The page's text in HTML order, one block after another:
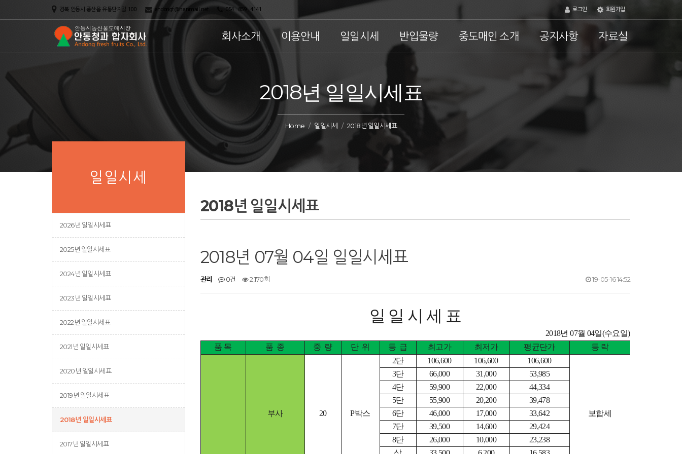
경북 안동시 풍산읍 유통단지길 100 andongf@hanmail.net 054 . 859 . 4141 로그인 회원가입
회사소개 이용안내 일일시세 반입물량 중도매인 소개 공지사항 자료실
2018년 일일시세표
Home 일일시세 2018년 일일시세표
일일시세
2026년 일일시세표
2025년 일일시세표
2024년 일일시세표
2023년 일일시세표
2022년 일일시세표
2021년 일일시세표
2020년 일일시세표
2019년 일일시세표
2018년 일일시세표
2017년 일일시세표
2018년 일일시세표
2018년 07월 04일 일일시세표
관리 0건 2,170회 19-05-16 14:52
일 일 시 세 표
2018년 07월 04일(수요일)
품 목
품 종 중 량 단 위 등 급 최고가 최저가 평균단가 등 락
부사 20 P박스
2단 106,600 106,600 106,600
보합세
3단 66,000 31,000
53,985
4단
59,900 22,000
44,334
5단
55,900 20,200
39,478
6단
46,000 17,000
33,642
7단
39,500 14,600
29,424
8단
26,000 10,000
23,238